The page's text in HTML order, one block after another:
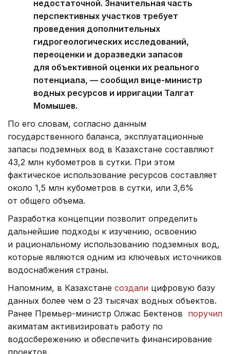
недостаточной. Значительная часть
перспективных участков требует
проведения дополнительных
гидрогеологических исследований,
переоценки и доразведки запасов
для объективной оценки их реального
потенциала, — сообщил вице-министр
водных ресурсов и ирригации Талгат
Момышев.
По его словам, согласно данным
государственного баланса, эксплуатационные
запасы подземных вод в Казахстане составляют
43,2 млн кубометров в сутки. При этом
фактическое использование ресурсов составляет
около 1,5 млн кубометров в сутки, или 3,6%
от общего объема.
Разработка концепции позволит определить
дальнейшие подходы к изучению, освоению
и рациональному использованию подземных вод,
которые являются одним из ключевых источников
водоснабжения страны.
Напомним, в Казахстане создали цифровую базу
данных более чем о 23 тысячах водных объектов.
Ранее Премьер-министр Олжас Бектенов поручил
акиматам активизировать работу по
водосбережению и обеспечить финансирование
проектов.